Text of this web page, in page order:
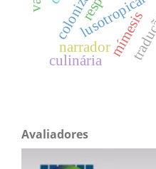
lusotropical
mímesis
narrador
culinária
Avaliadores